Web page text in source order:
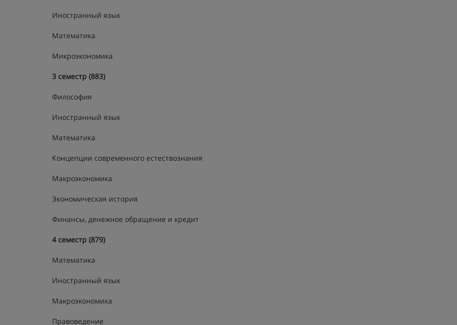
Иностранный язык
Математика
Микроэкономика
3 семестр (883)
Философия
Иностранный язык
Математика
Концепции современного естествознания
Макроэкономика
Экономическая история
Финансы, денежное обращение и кредит
4 семестр (879)
Математика
Иностранный язык
Макроэкономика
Правоведение